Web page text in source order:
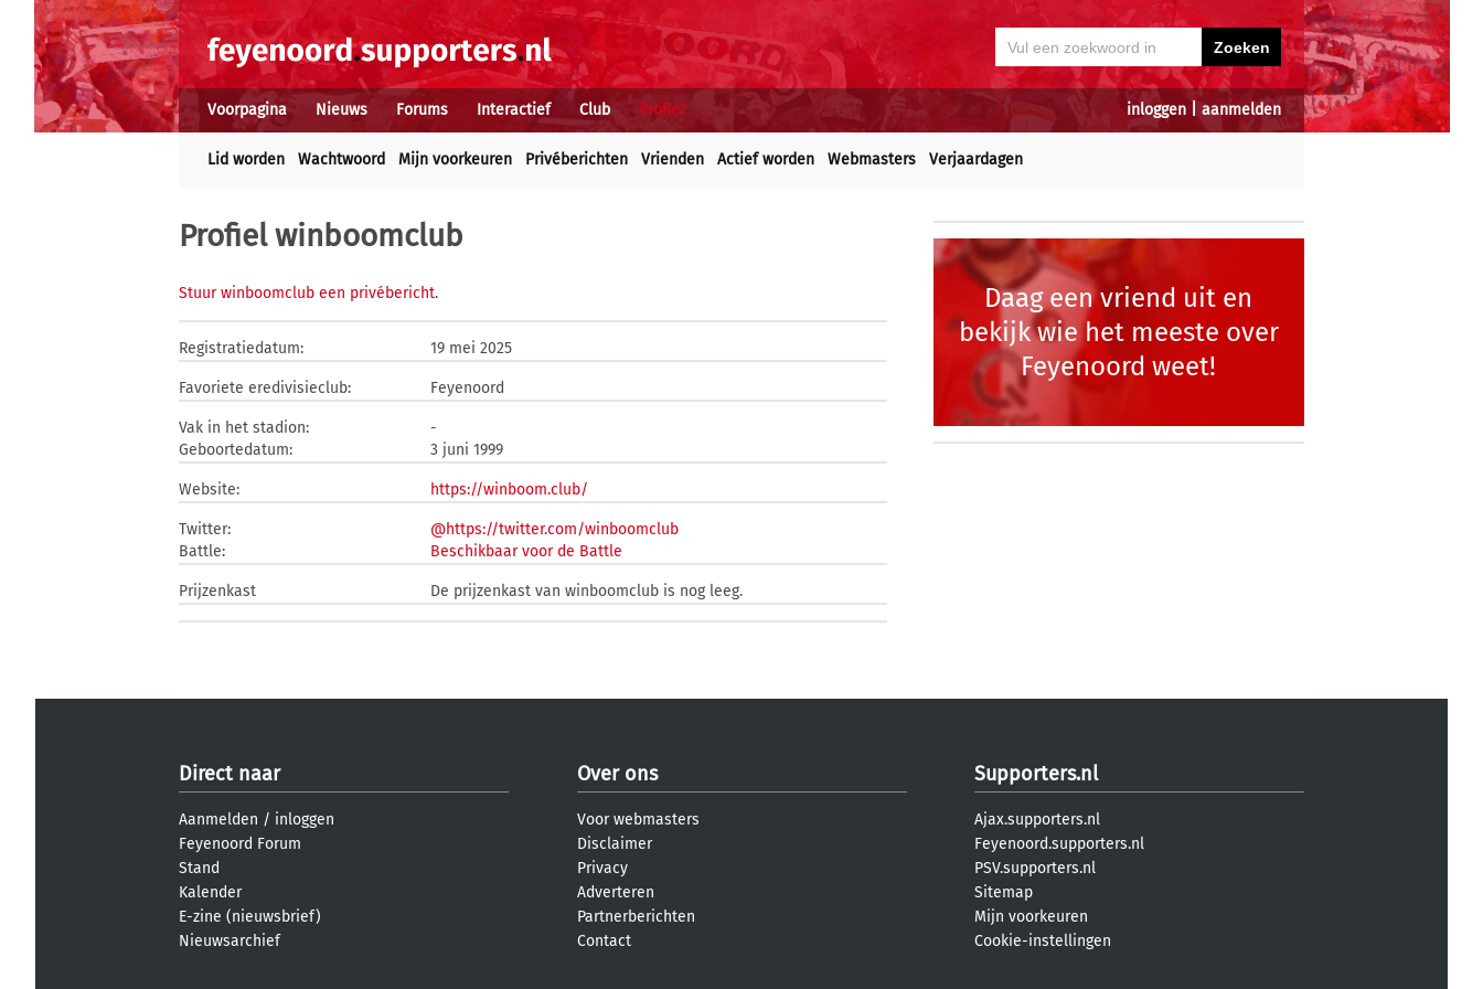
inloggen aanmelden
Voorpagina Nieuws Forums Interactief Club Profiel
Lid worden Wachtwoord Mijn voorkeuren Privéberichten Vrienden Actief worden Webmasters Verjaardagen
Profiel winboomclub
Stuur winboomclub een privébericht.
Registratiedatum: 19 mei 2025
Favoriete eredivisieclub: Feyenoord
Vak in het stadion:
-
Geboortedatum:
3 juni 1999
Website: https://winboom.club/
Twitter:
@https://twitter.com/winboomclub
Battle:
Beschikbaar voor de Battle
Prijzenkast De prijzenkast van winboomclub is nog leeg.
Daag een vriend uit en
bekijk wie het meeste over
Feyenoord weet!
Direct naar
Aanmelden / inloggen
Feyenoord Forum
Stand
Kalender
E-zine (nieuwsbrief)
Nieuwsarchief
Over ons
Voor webmasters
Disclaimer
Privacy
Adverteren
Partnerberichten
Contact
Supporters.nl
Ajax.supporters.nl
Feyenoord.supporters.nl
PSV.supporters.nl
Sitemap
Mijn voorkeuren
Cookie-instellingen